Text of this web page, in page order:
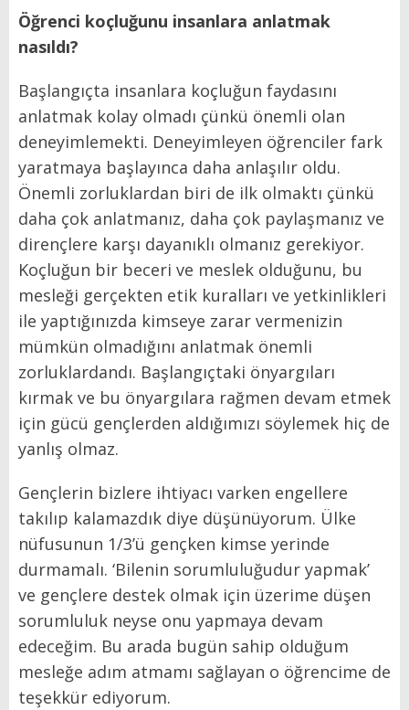
Öğrenci koçluğunu insanlara anlatmak
nasıldı?
Başlangıçta insanlara koçluğun faydasını
anlatmak kolay olmadı çünkü önemli olan
deneyimlemekti. Deneyimleyen öğrenciler fark
yaratmaya başlayınca daha anlaşılır oldu.
Önemli zorluklardan biri de ilk olmaktı çünkü
daha çok anlatmanız, daha çok paylaşmanız ve
dirençlere karşı dayanıklı olmanız gerekiyor.
Koçluğun bir beceri ve meslek olduğunu, bu
mesleği gerçekten etik kuralları ve yetkinlikleri
ile yaptığınızda kimseye zarar vermenizin
mümkün olmadığını anlatmak önemli
zorluklardandı. Başlangıçtaki önyargıları
kırmak ve bu önyargılara rağmen devam etmek
için gücü gençlerden aldığımızı söylemek hiç de
yanlış olmaz.
Gençlerin bizlere ihtiyacı varken engellere
takılıp kalamazdık diye düşünüyorum. Ülke
nüfusunun 1/3’ü gençken kimse yerinde
durmamalı. ‘Bilenin sorumluluğudur yapmak’
ve gençlere destek olmak için üzerime düşen
sorumluluk neyse onu yapmaya devam
edeceğim. Bu arada bugün sahip olduğum
mesleğe adım atmamı sağlayan o öğrencime de
teşekkür ediyorum.